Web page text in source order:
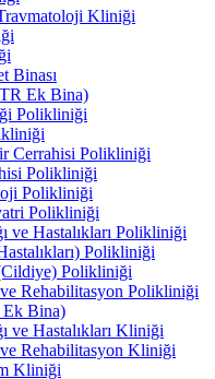
Kliniği
Binası
Ek Bina)
Polikliniği
Cerrahisi Polikliniği
Polikliniği
Polikliniği
Polikliniği
ve Hastalıkları Polikliniği
Polikliniği
Polikliniği
Rehabilitasyon Polikliniği
Bina)
ve Hastalıkları Kliniği
Rehabilitasyon Kliniği
Kliniği